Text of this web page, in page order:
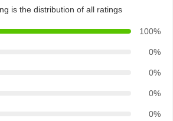
is the distribution of all ratings
100%
0%
0%
0%
0%